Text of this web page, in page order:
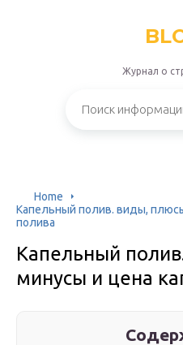
Журнал о
Home
Капельный полив. виды,
полива
Капельный
минусы и цена